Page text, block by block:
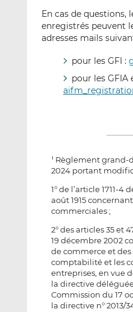
En cas de questions,
enregistrés peuvent
adresses mails
pour les GFI :
pour les GFIA
1 Règlement grand-
2024 portant
1° de l’article 1711-
août 1915
commerciales ;
2° des articles 35 et
19 décembre 2002
de commerce et
comptabilité et les
entreprises, en vue
la directive
Commission du 17
la directive n° 2013/